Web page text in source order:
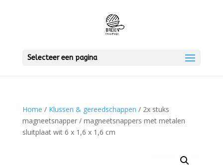
Selecteer een pagina
Home / Klussen & gereedschappen / 2x stuks
magneetsnapper / magneetsnappers met metalen
sluitplaat wit 6 x 1,6 x 1,6 cm